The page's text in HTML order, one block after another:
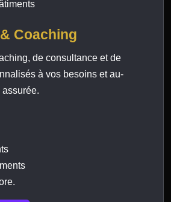
Coaching
de consultance et de
à vos besoins et au-